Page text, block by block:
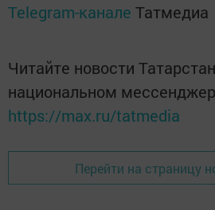
Telegram-канале Татмедиа
Читайте новости
национальном
https://max.ru/tatmedia
Перейти на страницу